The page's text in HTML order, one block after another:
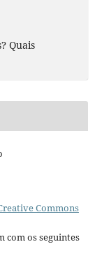
Quais
Commons
com os seguintes